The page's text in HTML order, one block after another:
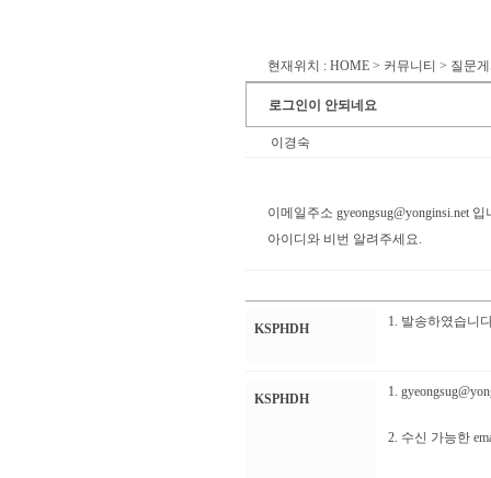
현재위치 : HOME > 커뮤니티 > 질문
로그인이 안되네요
이경숙
이메일주소 gyeongsug@yonginsi.net입
아이디와 비번 알려주세요.
KSPHDH 1. 발송하였습니
KSPHDH 1.
2. 수신 가능한